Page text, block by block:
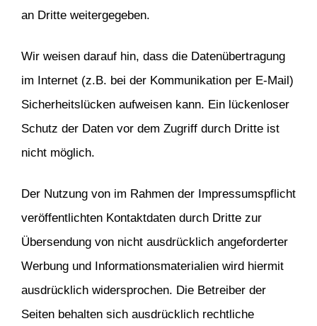
an Dritte weitergegeben.
Wir weisen darauf hin, dass die Datenübertragung
im Internet (z.B. bei der Kommunikation per E-Mail)
Sicherheitslücken aufweisen kann. Ein lückenloser
Schutz der Daten vor dem Zugriff durch Dritte ist
nicht möglich.
Der Nutzung von im Rahmen der Impressumspflicht
veröffentlichten Kontaktdaten durch Dritte zur
Übersendung von nicht ausdrücklich angeforderter
Werbung und Informationsmaterialien wird hiermit
ausdrücklich widersprochen. Die Betreiber der
Seiten behalten sich ausdrücklich rechtliche